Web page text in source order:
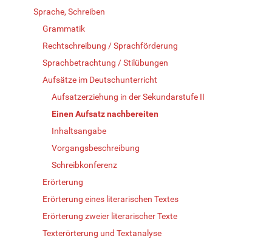
Sprache, Schreiben
Grammatik
Rechtschreibung / Sprachförderung
Sprachbetrachtung / Stilübungen
Aufsätze im Deutschunterricht
Aufsatzerziehung in der Sekundarstufe II
Einen Aufsatz nachbereiten
Inhaltsangabe
Vorgangsbeschreibung
Schreibkonferenz
Erörterung
Erörterung eines literarischen Textes
Erörterung zweier literarischer Texte
Texterörterung und Textanalyse